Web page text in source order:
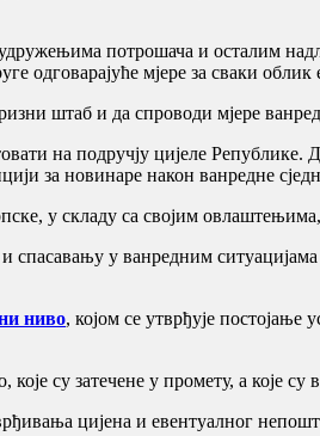
потрошача и осталим
одговарајуће мјере за сваки
штаб и да спроводи мјере
на подручју цијеле
за новинаре након ванредне
у складу са својим
у ванредним
ниво, којом се утврђује постојање
су затечене у промету, а које су
цијена и евентуалног